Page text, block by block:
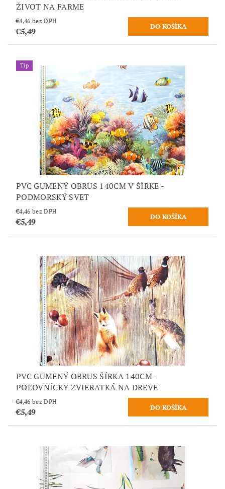
ŽIVOT NA FARME
€4,46 bez DPH
€5,49
Tip
PVC GUMENÝ OBRUS 140CM V ŠÍRKE -
PODMORSKÝ SVET
€4,46 bez DPH
€5,49
PVC GUMENÝ OBRUS ŠÍRKA 140CM -
POĽOVNÍCKY ZVIERATKÁ NA DREVE
€4,46 bez DPH
€5,49